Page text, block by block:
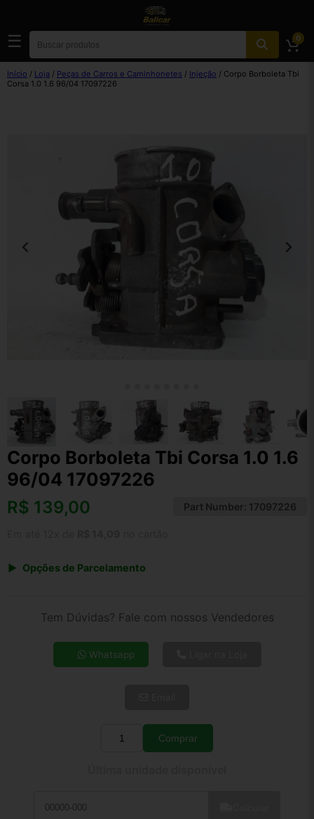
☰ 0
Início / Loja / Peças de Carros e Caminhonetes / Injeção / Corpo Borboleta Tbi
Corsa 1.0 1.6 96/04 17097226
Corpo Borboleta Tbi Corsa 1.0 1.6
96/04 17097226
R$ 139,00 Part Number: 17097226
Opções de Parcelamento
4x de R$ 38,52
5x de R$ 31,22
Tem Dúvidas? Fale com nossos Vendedores
Whatsapp
Quantidade
Comprar